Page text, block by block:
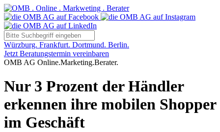
Würzburg. Frankfurt. Dortmund. Berlin.
Jetzt Beratungstermin vereinbaren
OMB AG Online.Marketing.Berater.
Nur 3 Prozent der Händler
erkennen ihre mobilen Shopper
im Geschäft